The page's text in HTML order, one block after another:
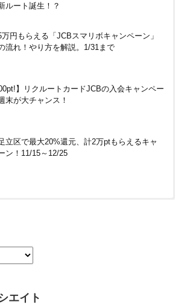
還元！
がもらえるキャンペーン！50%還元、登録、紹
ド wtffz4c など！条件まとめ
！関西の公共交通機関、札幌市営地下鉄で。
ルート誕生！？
円もらえる「JCBスマリボキャンペーン」
流れ！やり方を解説。1/31まで
】リクルートカードJCBの入会キャンペー
末が大チャンス！
立区で最大20%還元、計2万ptもらえるキャ
ン！11/15～12/25
まで】エアウォレット(COIN+)で最大98,300
エイト